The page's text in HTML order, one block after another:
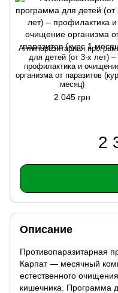
Антипаразитарная
для детей (от 3-х лет) –
профилактика и
организма от паразитов
месяц)
2 045 грн
2
Описание
Противопаразитарная
Карпат — месячный
естественного
кишечника. Программа